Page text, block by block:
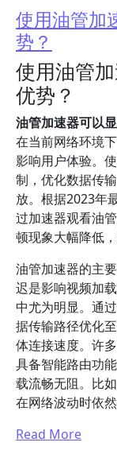
使用油管加
势？
使用油管
优势？
油管加速器可以
在当前网络环境
影响用户体验。
制，优化数据传
放。根据2023年
过加速器观看油
顿现象大幅降低
油管加速器的主
迟是影响视频加
中尤为明显。通
据传输路径优化
体连接速度。许
具备智能路由功
载流畅无阻。比
在网络波动时依
Read More